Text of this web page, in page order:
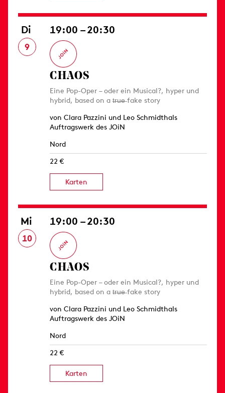
Di
9
19:00 – 20:30
CHAOS
Eine Pop-Oper – oder ein Musical?, hyper und
hybrid, based on a t̶r̶u̶e̶ fake story
von Clara Pazzini und Leo Schmidthals
Auftragswerk des JOiN
Nord
22 €
Karten
Mi
10
19:00 – 20:30
CHAOS
Eine Pop-Oper – oder ein Musical?, hyper und
hybrid, based on a t̶r̶u̶e̶ fake story
von Clara Pazzini und Leo Schmidthals
Auftragswerk des JOiN
Nord
22 €
Karten